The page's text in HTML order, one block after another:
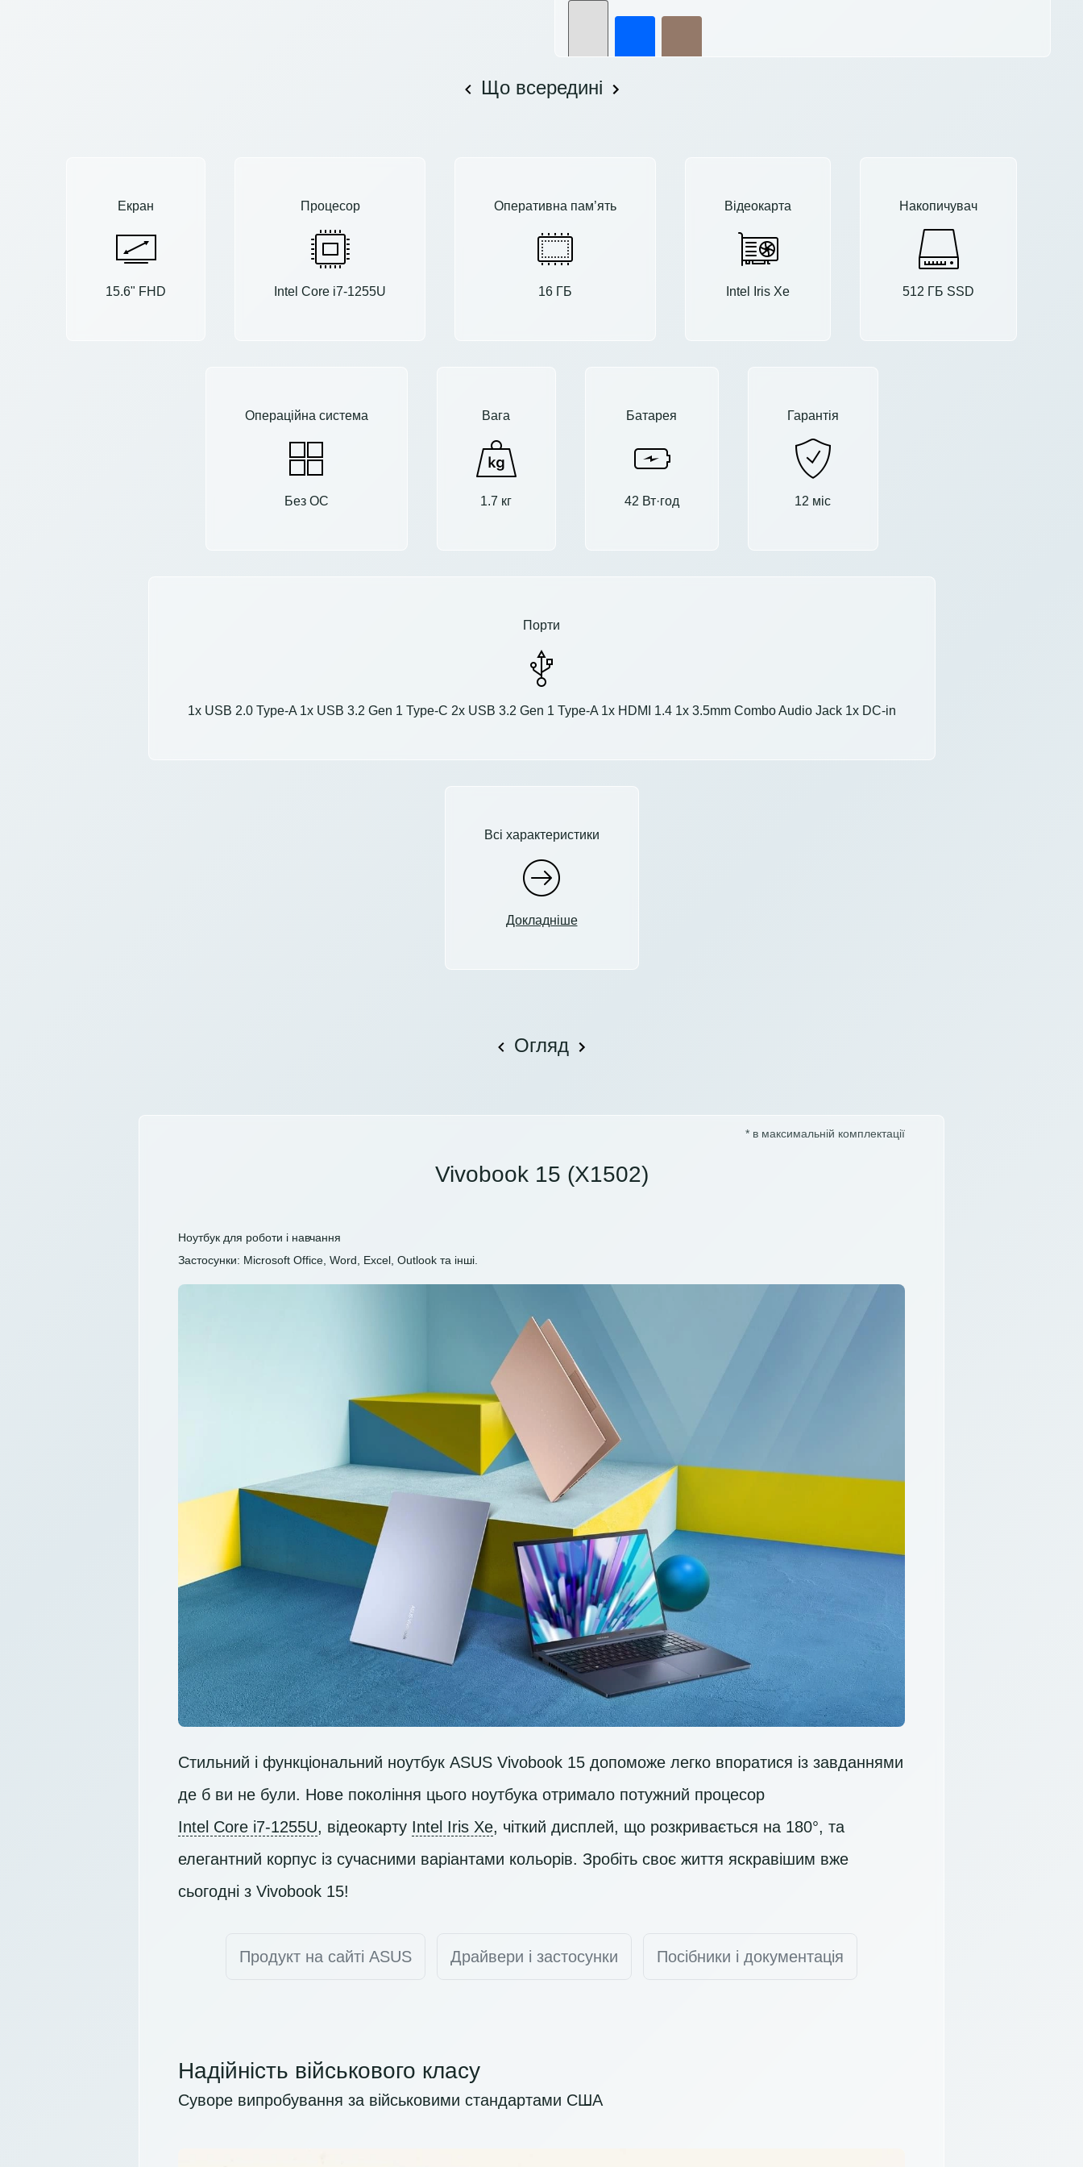
Що всередині
Екран
15.6" FHD
Процесор
Intel Core i7-1255U
Оперативна пам’ять
16 ГБ
Відеокарта
Intel Iris Xe
Накопичувач
512 ГБ SSD
Операційна система
Без ОС
Вага
1.7 кг
Батарея
42 Вт·год
Гарантія
12 міс
Порти
1x USB 2.0 Type-A 1x USB 3.2 Gen 1 Type-C 2x USB 3.2 Gen 1 Type-A 1x HDMI 1.4 1x 3.5mm Combo Audio Jack 1x DC-in
Всі характеристики
Докладніше
Огляд
* в максимальній комплектації
Vivobook 15 (X1502)
Ноутбук для роботи і навчання
Застосунки: Microsoft Office, Word, Excel, Outlook та інші.
Стильний і функціональний ноутбук ASUS Vivobook 15 допоможе легко впоратися із завданнями
де б ви не були. Нове покоління цього ноутбука отримало потужний процесор
Intel Core i7-1255U, відеокарту Intel Iris Xe, чіткий дисплей, що розкривається на 180°, та
елегантний корпус із сучасними варіантами кольорів. Зробіть своє життя яскравішим вже
сьогодні з Vivobook 15!
Продукт на сайті ASUS Драйвери і застосунки Посібники і документація
Надійність військового класу
Суворе випробування за військовими стандартами США